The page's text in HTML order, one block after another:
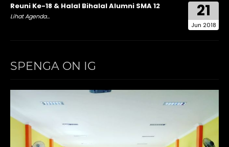
21
Jun 2018
Reuni Ke-18 & Halal Bihalal Alumni SMA 12
Lihat Agenda...
SPENGA ON IG